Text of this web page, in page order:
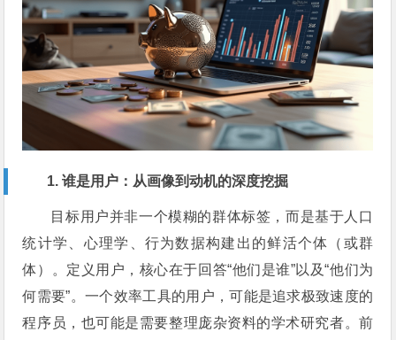
1. 谁是用户：从画像到动机的深度挖掘
目标用户并非一个模糊的群体标签，而是基于人口
统计学、心理学、行为数据构建出的鲜活个体（或群
体）。定义用户，核心在于回答“他们是谁”以及“他们为
何需要”。一个效率工具的用户，可能是追求极致速度的
程序员，也可能是需要整理庞杂资料的学术研究者。前